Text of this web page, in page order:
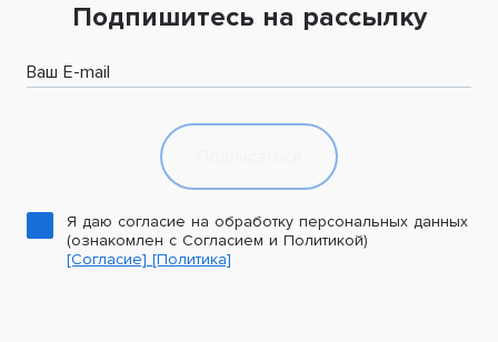
Подпишитесь на рассылку
Ваш E-mail
Я даю согласие на обработку персональных данных
(ознакомлен с Согласием и Политикой)
[Согласие] [Политика]